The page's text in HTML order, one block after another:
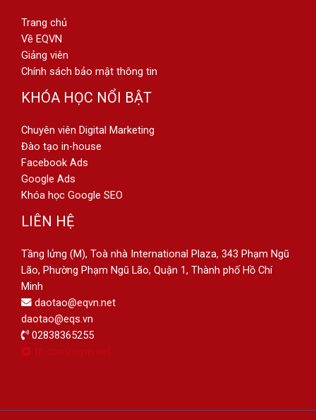
Trang chủ
Về EQVN
Giảng viên
Chính sách bảo mật thông tin
KHÓA HỌC NỔI BẬT
Chuyên viên Digital Marketing
Đào tạo in-house
Facebook Ads
Google Ads
Khóa học Google SEO
LIÊN HỆ
Tầng lửng (M), Toà nhà International Plaza, 343 Phạm Ngũ
Lão, Phường Phạm Ngũ Lão, Quận 1, Thành phố Hồ Chí
Minh
daotao@eqvn.net
daotao@eqs.vn
02838365255
fb.com/eqvn.net